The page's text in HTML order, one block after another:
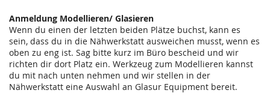
Anmeldung Modellieren/ Glasieren
Wenn du einen der letzten beiden Plätze buchst, kann es
sein, dass du in die Nähwerkstatt ausweichen musst, wenn es
oben zu eng ist. Sag bitte kurz im Büro bescheid und wir
richten dir dort Platz ein. Werkzeug zum Modellieren kannst
du mit nach unten nehmen und wir stellen in der
Nähwerkstatt eine Auswahl an Glasur Equipment bereit.